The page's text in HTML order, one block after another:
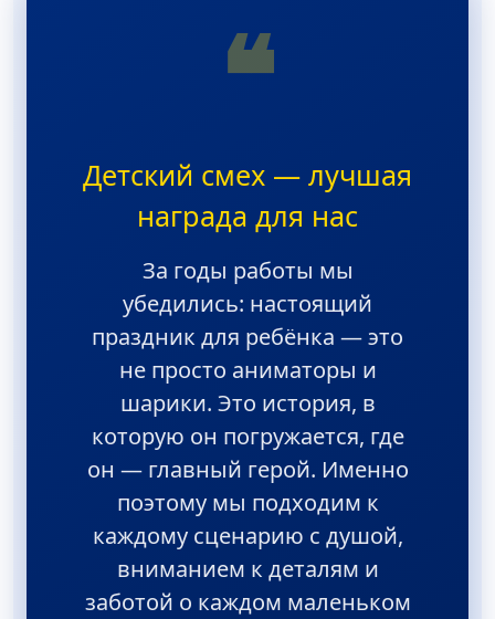
❝
Детский смех — лучшая
награда для нас
За годы работы мы
убедились: настоящий
праздник для ребёнка — это
не просто аниматоры и
шарики. Это история, в
которую он погружается, где
он — главный герой. Именно
поэтому мы подходим к
каждому сценарию с душой,
вниманием к деталям и
заботой о каждом маленьком